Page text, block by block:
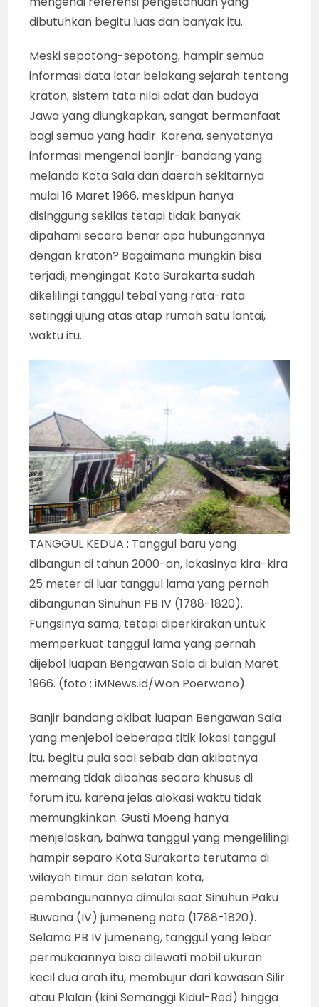
dibutuhkan begitu luas dan banyak itu.
Meski sepotong-sepotong, hampir semua
informasi data latar belakang sejarah tentang
kraton, sistem tata nilai adat dan budaya
Jawa yang diungkapkan, sangat bermanfaat
bagi semua yang hadir. Karena, senyatanya
informasi mengenai banjir-bandang yang
melanda Kota Sala dan daerah sekitarnya
mulai 16 Maret 1966, meskipun hanya
disinggung sekilas tetapi tidak banyak
dipahami secara benar apa hubungannya
dengan kraton? Bagaimana mungkin bisa
terjadi, mengingat Kota Surakarta sudah
dikelilingi tanggul tebal yang rata-rata
setinggi ujung atas atap rumah satu lantai,
waktu itu.
TANGGUL KEDUA : Tanggul baru yang
dibangun di tahun 2000-an, lokasinya kira-kira
25 meter di luar tanggul lama yang pernah
dibangunan Sinuhun PB IV (1788-1820).
Fungsinya sama, tetapi diperkirakan untuk
memperkuat tanggul lama yang pernah
dijebol luapan Bengawan Sala di bulan Maret
1966. (foto : iMNews.id/Won Poerwono)
Banjir bandang akibat luapan Bengawan Sala
yang menjebol beberapa titik lokasi tanggul
itu, begitu pula soal sebab dan akibatnya
memang tidak dibahas secara khusus di
forum itu, karena jelas alokasi waktu tidak
memungkinkan. Gusti Moeng hanya
menjelaskan, bahwa tanggul yang mengelilingi
hampir separo Kota Surakarta terutama di
wilayah timur dan selatan kota,
pembangunannya dimulai saat Sinuhun Paku
Buwana (IV) jumeneng nata (1788-1820).
Selama PB IV jumeneng, tanggul yang lebar
permukaannya bisa dilewati mobil ukuran
kecil dua arah itu, membujur dari kawasan Silir
atau Plalan (kini Semanggi Kidul-Red) hingga